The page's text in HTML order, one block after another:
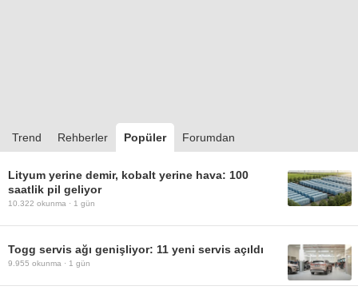
Trend Rehberler Popüler Forumdan
Lityum yerine demir, kobalt yerine hava: 100
saatlik pil geliyor
10.322 okunma · 1 gün
Togg servis ağı genişliyor: 11 yeni servis açıldı
9.955 okunma · 1 gün